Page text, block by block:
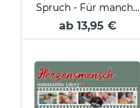
Spruch - Für manche
Menschen
ab 13,95 €